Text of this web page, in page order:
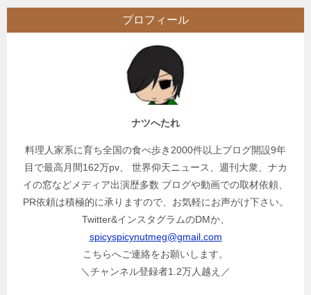
プロフィール
ナツへたれ
料理人家系に育ち全国の食べ歩き2000件以上ブログ開設9年
目で最高月間162万pv、 世界仰天ニュース、週刊大衆、ナカ
イの窓などメディア出演歴多数 ブログや動画での取材依頼、
PR依頼は積極的に承りますので、お気軽にお声がけ下さい。
Twitter&インスタグラムのDMか、
spicyspicynutmeg@gmail.com
こちらへご連絡をお願いします。
＼チャンネル登録者1.2万人越え／